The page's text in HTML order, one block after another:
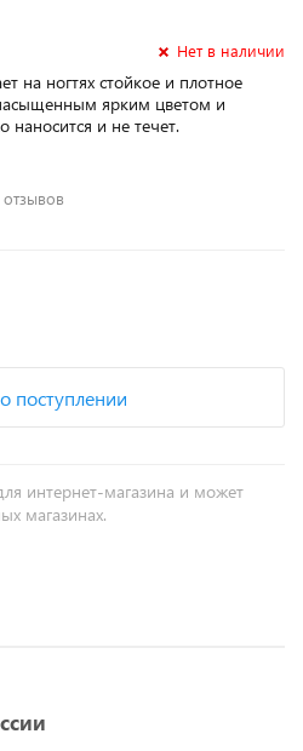
Нет в наличии
на ногтях стойкое и плотное
ярким цветом и
наносится и не течет.
поступлении
интернет-магазина и может
магазинах.